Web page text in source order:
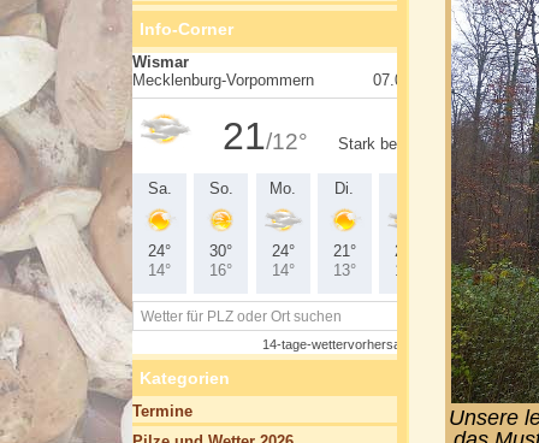
Unsere
Info-Corner
Kategorien
Termine